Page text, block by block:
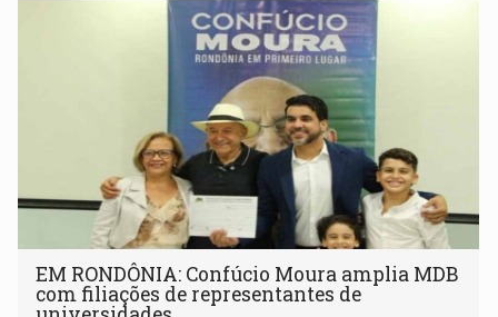
EM RONDÔNIA: Confúcio Moura amplia MDB
com filiações de representantes de